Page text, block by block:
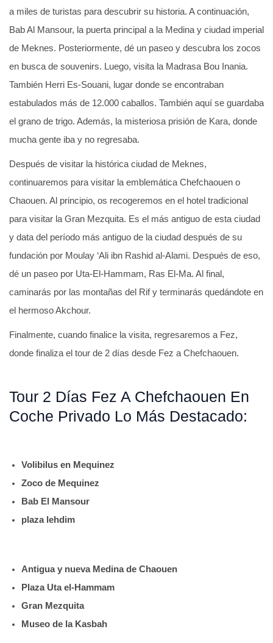
a miles de turistas para descubrir su historia. A continuación,
Bab Al Mansour, la puerta principal a la Medina y ciudad imperial
de Meknes. Posteriormente, dé un paseo y descubra los zocos
en busca de souvenirs. Luego, visita la Madrasa Bou Inania.
También Herri Es-Souani, lugar donde se encontraban
estabulados más de 12.000 caballos. También aquí se guardaba
el grano de trigo. Además, la misteriosa prisión de Kara, donde
mucha gente iba y no regresaba.
Después de visitar la histórica ciudad de Meknes,
continuaremos para visitar la emblemática Chefchaouen o
Chaouen. Al principio, os recogeremos en el hotel tradicional
para visitar la Gran Mezquita. Es el más antiguo de esta ciudad
y data del período más antiguo de la ciudad después de su
fundación por Moulay ‘Ali ibn Rashid al-Alami. Después de eso,
dé un paseo por Uta-El-Hammam, Ras El-Ma. Al final,
caminarás por las montañas del Rif y terminarás quedándote en
el hermoso Akchour.
Finalmente, cuando finalice la visita, regresaremos a Fez,
donde finaliza el tour de 2 días desde Fez a Chefchaouen.
Tour 2 Días Fez A Chefchaouen En
Coche Privado Lo Más Destacado:
Volibilus en Mequinez
Zoco de Mequinez
Bab El Mansour
plaza lehdim
Antigua y nueva Medina de Chaouen
Plaza Uta el-Hammam
Gran Mezquita
Museo de la Kasbah